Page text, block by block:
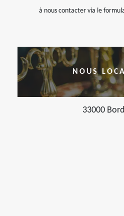
à nous contacter via le
NOUS
33000